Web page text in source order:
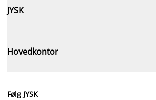
JYSK
Hovedkontor
Følg JYSK